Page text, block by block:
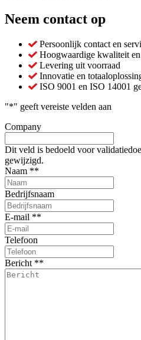
Neem contact op
Persoonlijk contact en
Hoogwaardige kwaliteit
Levering uit voorraad
Innovatie en
ISO 9001 en ISO 14001
"*" geeft vereiste velden aan
Company
Dit veld is bedoeld voor
gewijzigd.
Naam **
Bedrijfsnaam
E-mail **
Telefoon
Bericht **